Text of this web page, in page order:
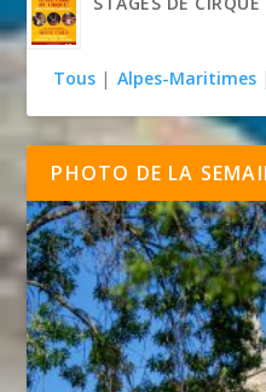
Tous | Alpes-Maritimes
PHOTO DE LA